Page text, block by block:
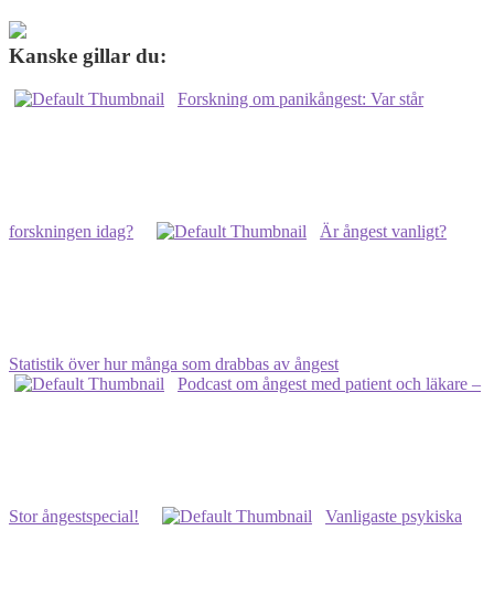
kvinnor
än
–
Kanske gillar du:
Forskning om panikångest: Var står
forskningen idag? Är ångest vanligt?
Statistik över hur många som drabbas av ångest
Podcast om ångest med patient och läkare –
Stor ångestspecial! Vanligaste psykiska